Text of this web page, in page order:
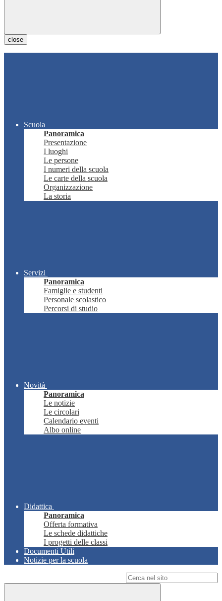
close
Scuola
Panoramica
Presentazione
I luoghi
Le persone
I numeri della scuola
Le carte della scuola
Organizzazione
La storia
Servizi
Panoramica
Famiglie e studenti
Personale scolastico
Percorsi di studio
Novità
Panoramica
Le notizie
Le circolari
Calendario eventi
Albo online
Didattica
Panoramica
Offerta formativa
Le schede didattiche
I progetti delle classi
Documenti Utili
Notizie per la scuola